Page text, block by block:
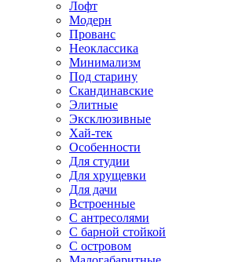
Лофт
Модерн
Прованс
Неоклассика
Минимализм
Под старину
Скандинавские
Элитные
Эксклюзивные
Хай-тек
Особенности
Для студии
Для хрущевки
Для дачи
Встроенные
С антресолями
С барной стойкой
С островом